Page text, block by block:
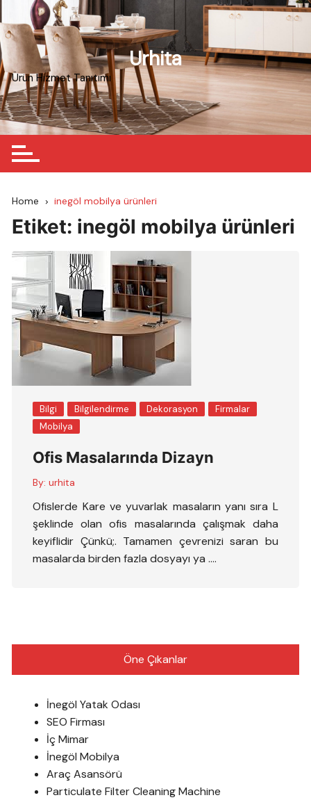
to
content
Urhita
Ürün Hizmet Tanıtımı
Home inegöl mobilya ürünleri
Etiket: inegöl mobilya ürünleri
Bilgi Bilgilendirme Dekorasyon
Firmalar
Mobilya
Ofis Masalarında Dizayn
By: urhita
Ofislerde Kare ve yuvarlak masaların yanı sıra L
şeklinde olan ofis masalarında çalışmak daha
keyiflidir Çünkü;. Tamamen çevrenizi saran bu
masalarda birden fazla dosyayı ya ….
Öne Çıkanlar
İnegöl Yatak Odası
SEO Firması
İç Mimar
İnegöl Mobilya
Araç Asansörü
Particulate Filter Cleaning Machine